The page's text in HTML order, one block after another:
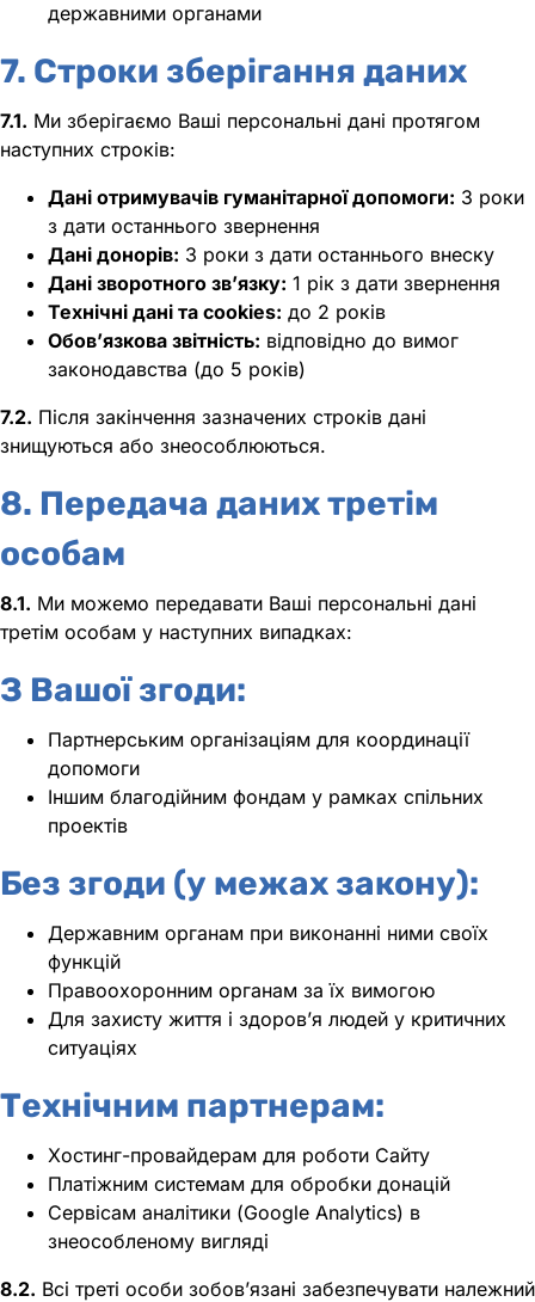
державними органами
7. Строки зберігання даних
7.1. Ми зберігаємо Ваші персональні дані протягом
наступних строків:
Дані отримувачів гуманітарної допомоги: 3 роки
з дати останнього звернення
Дані донорів: 3 роки з дати останнього внеску
Дані зворотного зв’язку: 1 рік з дати звернення
Технічні дані та cookies: до 2 років
Обов’язкова звітність: відповідно до вимог
законодавства (до 5 років)
7.2. Після закінчення зазначених строків дані
знищуються або знеособлюються.
8. Передача даних третім
особам
8.1. Ми можемо передавати Ваші персональні дані
третім особам у наступних випадках:
З Вашої згоди:
Партнерським організаціям для координації
допомоги
Іншим благодійним фондам у рамках спільних
проектів
Без згоди (у межах закону):
Державним органам при виконанні ними своїх
функцій
Правоохоронним органам за їх вимогою
Для захисту життя і здоров’я людей у критичних
ситуаціях
Технічним партнерам:
Хостинг-провайдерам для роботи Сайту
Платіжним системам для обробки донацій
Сервісам аналітики (Google Analytics) в
знеособленому вигляді
8.2. Всі треті особи зобов’язані забезпечувати належний